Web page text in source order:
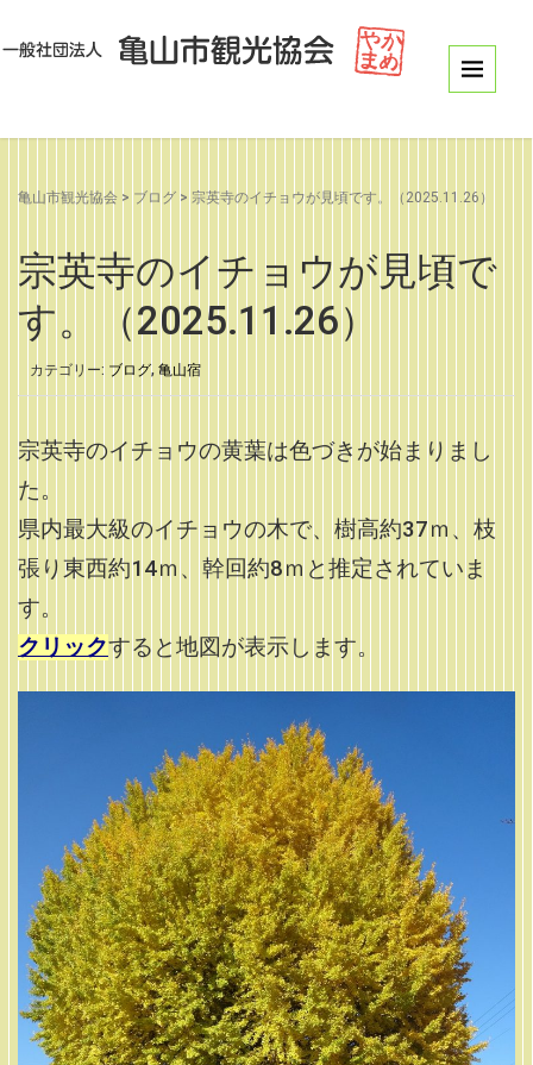
亀山市観光協会 > ブログ > 宗英寺のイチョウが見頃です。（2025.11.26）
宗英寺のイチョウが見頃で
す。（2025.11.26）
カテゴリー: ブログ, 亀山宿
宗英寺のイチョウの黄葉は色づきが始まりまし
た。
県内最大級のイチョウの木で、樹高約37ｍ、枝
張り東西約14ｍ、幹回約8ｍと推定されていま
す。
クリックすると地図が表示します。